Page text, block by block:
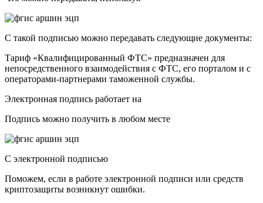
С такой подписью можно передавать следующие документы:
Тариф «Квалифицированный ФТС» предназначен для
непосредственного взаимодействия с ФТС, его порталом и с
операторами-партнерами таможенной службы.
Электронная подпись работает на
Подпись можно получить в любом месте
С электронной подписью
Поможем, если в работе электронной подписи или средств
криптозащиты возникнут ошибки.